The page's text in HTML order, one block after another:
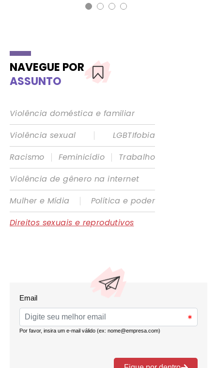
NAVEGUE POR
ASSUNTO
Violência doméstica e familiar
Violência sexual
|
LGBTIfobia
Racismo
| Feminicídio |
Trabalho
Violência de gênero na internet
Mulher e Mídia
|
Política e poder
Direitos sexuais e reprodutivos